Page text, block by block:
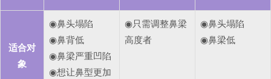
适合对
象
◉鼻头塌陷
◉鼻背低
◉鼻梁严重凹陷
◉想让鼻型更加
◉只需调整鼻梁
高度者
◉鼻头塌陷
◉鼻梁低